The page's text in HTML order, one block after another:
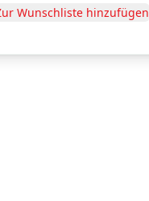
Wunschliste hinzufügen